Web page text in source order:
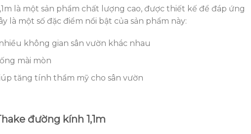
là một sản phẩm chất lượng cao, được thiết kế để đáp ứng
là một số đặc điểm nổi bật của sản phẩm này:
không gian sân vườn khác nhau
mài mòn
tăng tính thẩm mỹ cho sân vườn
đường kính 1,1m